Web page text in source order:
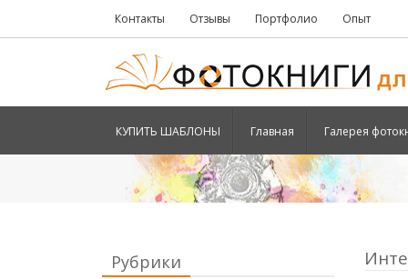
Контакты Отзывы Портфолио Опыт
КУПИТЬ ШАБЛОНЫ Главная Галерея
Рубрики